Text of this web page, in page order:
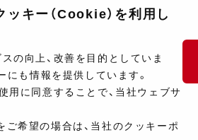
製品に関する重要なお知らせ
ポイントについて
ショップ情報
製品マニュアル検索
キー（Cookie）を利用し
の向上、改善を目的としていま
にも情報を提供しています。
用に同意することで、当社ウェブサ
希望の場合は、当社のクッキーポ